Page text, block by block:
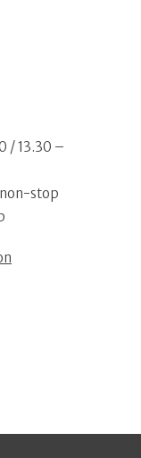
/ 13.30 –
stop